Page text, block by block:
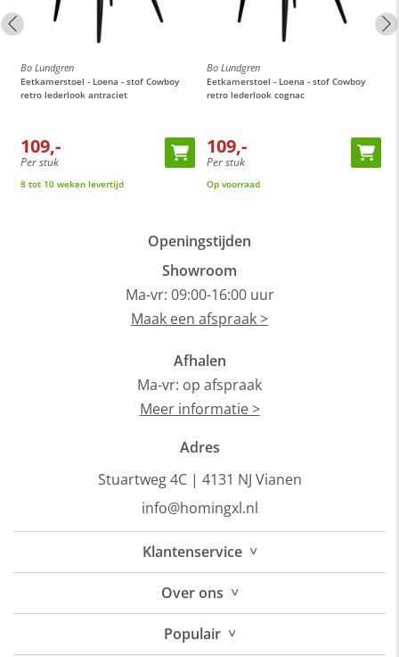
Bo Lundgren
Eetkamerstoel - Loena - stof Cowboy
retro lederlook antraciet
109,-
Per stuk
8 tot 10 weken levertijd
Bo Lundgren
Eetkamerstoel - Loena - stof Cowboy
retro lederlook cognac
109,-
Per stuk
Op voorraad
Openingstijden
Showroom
Ma-vr: 09:00-16:00 uur
Maak een afspraak >
Afhalen
Ma-vr: op afspraak
Meer informatie >
Adres
Stuartweg 4C | 4131 NJ Vianen
info@homingxl.nl
Klantenservice ˅
Overons ˅
Populair ˅